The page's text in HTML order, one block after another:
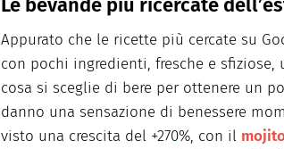
Le bevande più ricercate
Appurato che le ricette più cercate su
con pochi ingredienti, fresche e sfiziose,
cosa si sceglie di bere per ottenere un
danno una sensazione di benessere
visto una crescita del +270%, con il